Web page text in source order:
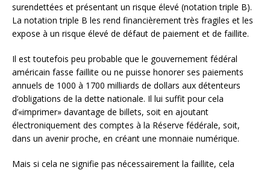
surendettées et présentant un risque élevé (notation triple B).
La notation triple B les rend financièrement très fragiles et les
expose à un risque élevé de défaut de paiement et de faillite.
Il est toutefois peu probable que le gouvernement fédéral
américain fasse faillite ou ne puisse honorer ses paiements
annuels de 1000 à 1700 milliards de dollars aux détenteurs
d’obligations de la dette nationale. Il lui suffit pour cela
d’«imprimer» davantage de billets, soit en ajoutant
électroniquement des comptes à la Réserve fédérale, soit,
dans un avenir proche, en créant une monnaie numérique.
Mais si cela ne signifie pas nécessairement la faillite, cela